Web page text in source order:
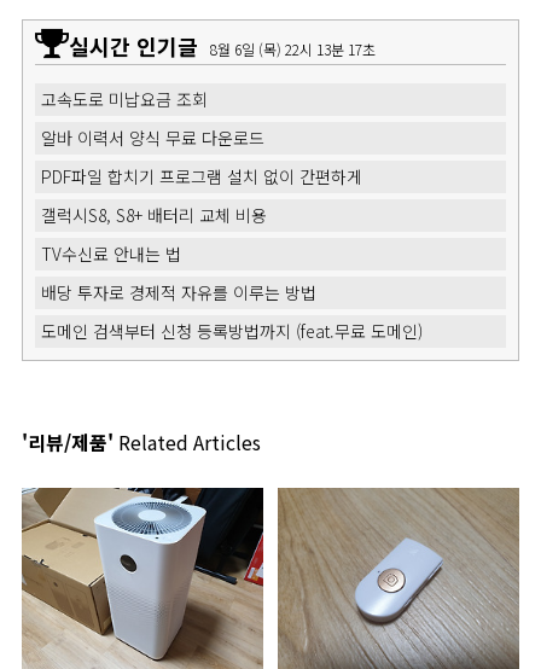
실시간 인기글 8월 6일 (목) 22시 13분 18초
고속도로 미납요금 조회
알바 이력서 양식 무료 다운로드
PDF파일 합치기 프로그램 설치 없이 간편하게
갤럭시S8, S8+ 배터리 교체 비용
TV수신료 안내는 법
배당 투자로 경제적 자유를 이루는 방법
도메인 검색부터 신청 등록방법까지 (feat.무료 도메인)
'리뷰/제품' Related Articles